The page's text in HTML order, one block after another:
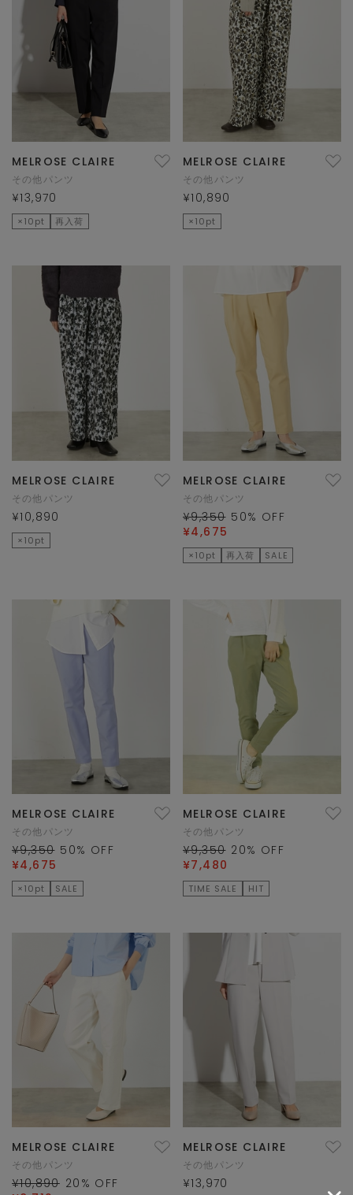
MELROSE CLAIRE
その他パンツ
¥13,970
×10pt 再入荷
MELROSE CLAIRE
その他パンツ
¥10,890
×10pt
MELROSE CLAIRE
その他パンツ
¥10,890
×10pt
MELROSE CLAIRE
その他パンツ
¥9,350 50% OFF
¥4,675
×10pt 再入荷 SALE
MELROSE CLAIRE
その他パンツ
¥9,350 50% OFF
¥4,675
×10pt SALE
MELROSE CLAIRE
その他パンツ
¥9,350 20% OFF
¥7,480
TIME SALE HIT
MELROSE CLAIRE
その他パンツ
¥10,890 20 % OFF
MELROSE CLAIRE
その他パンツ
¥13,970